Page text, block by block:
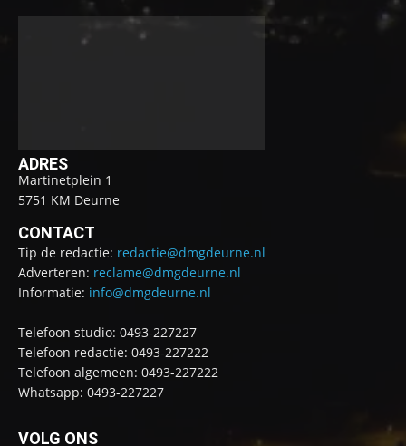
ADRES
Martinetplein 1
5751 KM Deurne
CONTACT
Tip de redactie: redactie@dmgdeurne.nl
Adverteren: reclame@dmgdeurne.nl
Informatie: info@dmgdeurne.nl
Telefoon studio: 0493-227227
Telefoon redactie: 0493-227222
Telefoon algemeen: 0493-227222
Whatsapp: 0493-227227
VOLG ONS